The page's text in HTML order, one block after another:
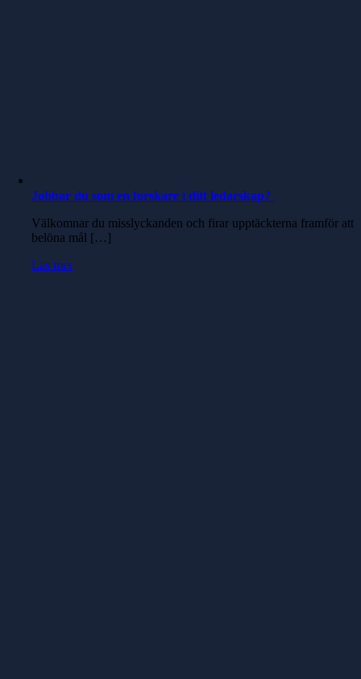
Jobbar du som en forskare i ditt ledarskap?
Välkomnar du misslyckanden och firar upptäckterna framför att
belöna mål […]
Läs mer